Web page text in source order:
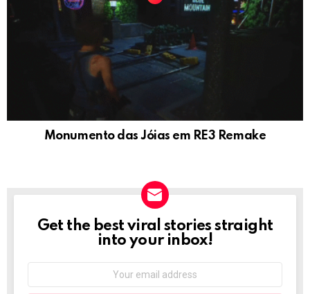
Monumento das Jóias em RE3 Remake
NEWSLETTER
Get the best viral stories straight
into your inbox!